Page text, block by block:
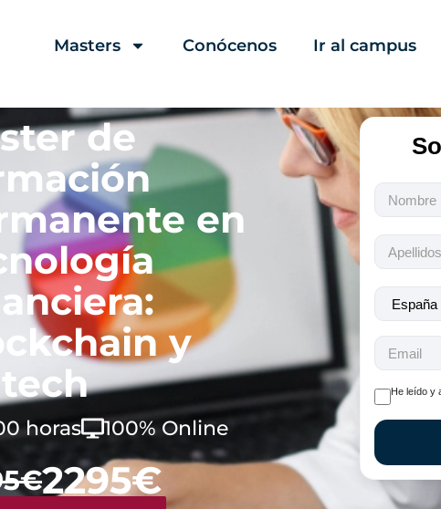
Masters Conócenos Ir al campus
de
en
y
horas 100% Online
2295€
Todos
los
son
He leído y